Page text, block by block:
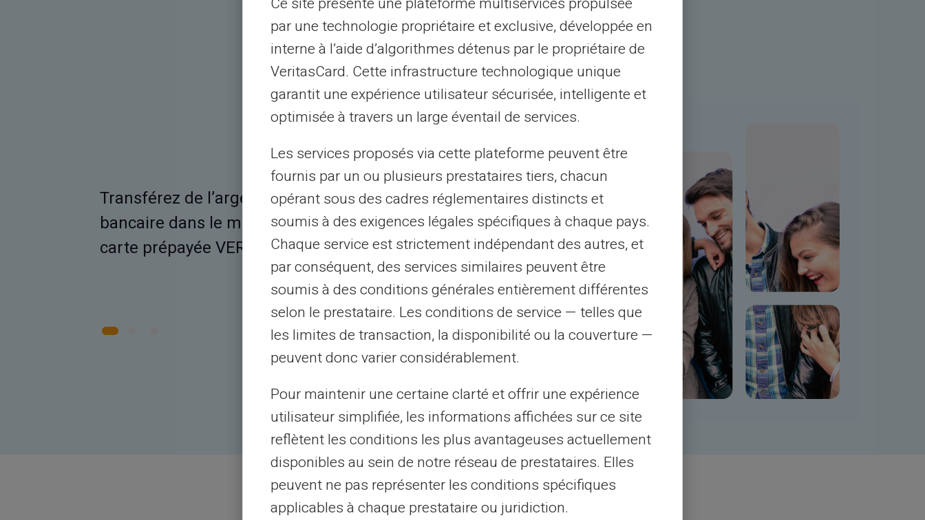
Transfert d’argent à des
multiples destinataires
Transférez de l’argent sur n’importe quel compte
bancaire dans le monde entre tous les porteurs de la
carte prépayée VERITAS Mastercard®.
Chaque carte prépayée VERITAS Mastercard®
d’envoyer et de recevoir de l’argent avec un autre
titulaire de la carte prépayée VERITAS
par une technologie propriétaire et exclusive, développée en
interne à l’aide d’algorithmes détenus par le propriétaire de
VeritasCard. Cette infrastructure technologique unique
garantit une expérience utilisateur sécurisée, intelligente et
optimisée à travers un large éventail de services.
Les services proposés via cette plateforme peuvent être
fournis par un ou plusieurs prestataires tiers, chacun
opérant sous des cadres réglementaires distincts et
soumis à des exigences légales spécifiques à chaque pays.
Chaque service est strictement indépendant des autres, et
par conséquent, des services similaires peuvent être
soumis à des conditions générales entièrement différentes
selon le prestataire. Les conditions de service — telles que
les limites de transaction, la disponibilité ou la couverture —
peuvent donc varier considérablement.
Pour maintenir une certaine clarté et offrir une expérience
utilisateur simplifiée, les informations affichées sur ce site
reflètent les conditions les plus avantageuses actuellement
disponibles au sein de notre réseau de prestataires. Elles
peuvent ne pas représenter les conditions spécifiques
applicables à chaque prestataire ou juridiction.